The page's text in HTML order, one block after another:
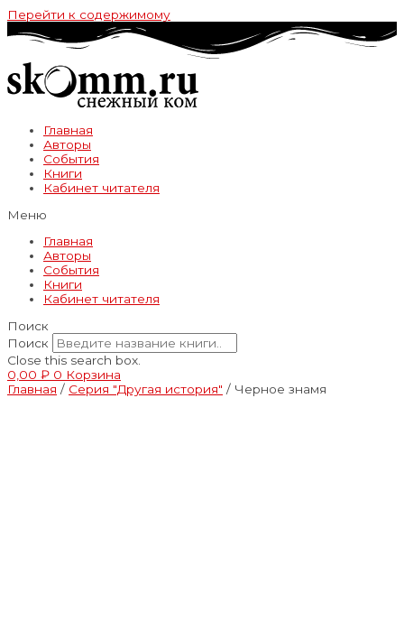
Перейти к содержимому
Главная
Авторы
События
Книги
Кабинет читателя
Меню
Главная
Авторы
События
Книги
Кабинет читателя
Поиск
Поиск
Close this search box.
0,00 ₽ 0 Корзина
Главная / Серия "Другая история" / Черное знамя